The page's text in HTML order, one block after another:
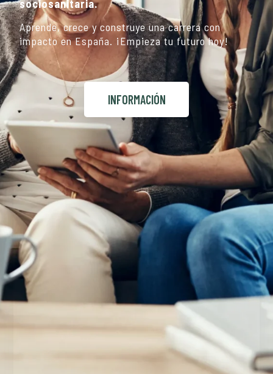
sociosanitaria.
Aprende, crece y construye una carrera con
impacto en España. ¡Empieza tu futuro hoy!
INFORMACIÓN